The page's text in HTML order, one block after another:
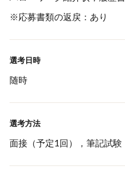
※応募書類の返戻：あり
選考日時
随時
選考方法
面接（予定1回），筆記試験